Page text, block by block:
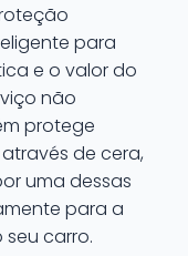
para
e o valor do
não
protege
de cera,
uma dessas
para a
carro.